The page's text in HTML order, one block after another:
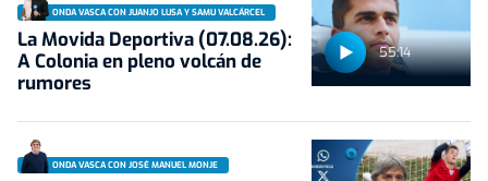
55:14
ONDA VASCA CON JUANJO LUSA Y SAMU VALCÁRCEL
La Movida Deportiva (07.08.26):
A Colonia en pleno volcán de
rumores
ONDA VASCA CON JOSÉ MANUEL MONJE